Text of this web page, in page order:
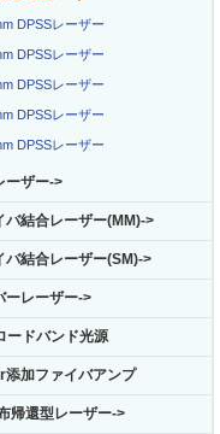
DPSSレーザー
DPSSレーザー
DPSSレーザー
DPSSレーザー
DPSSレーザー
ーザー->
バ結合レーザー(MM)->
バ結合レーザー(SM)->
ーレーザー->
ードバンド光源
添加ファイバアンプ
帰還型レーザー->